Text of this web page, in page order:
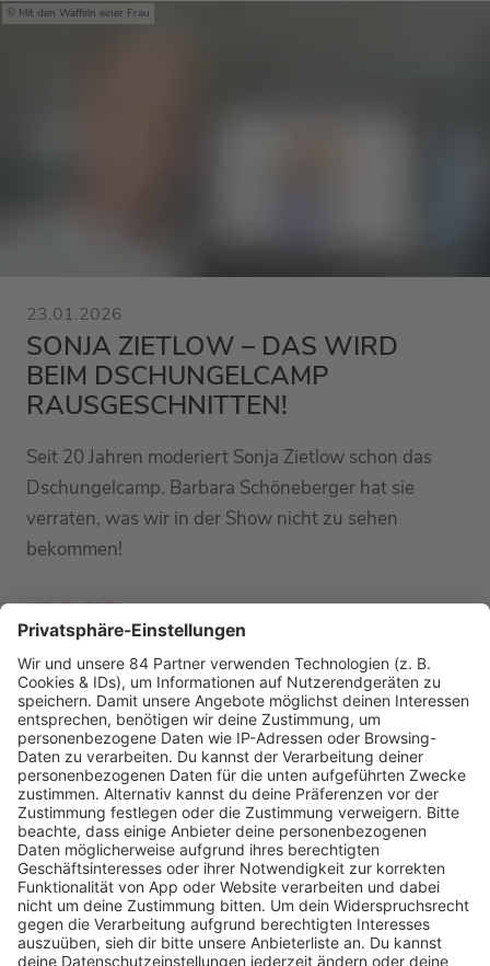
Mit den Waffeln einer Frau
23.01.2026
SONJA ZIETLOW – DAS WIRD
BEIM DSCHUNGELCAMP
RAUSGESCHNITTEN!
Seit 20 Jahren moderiert Sonja Zietlow schon das
Dschungelcamp. Barbara Schöneberger hat sie
verraten, was wir in der Show nicht zu sehen
bekommen!
MEHR LESEN
PODCAST-GÄSTE: MEHR NEWS
HOME
RADIOS
barba radio
Lagerfeuer
Füße hoch